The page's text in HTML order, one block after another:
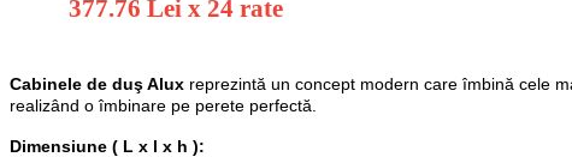
377.76 Lei x 24 rate
Cabinele de duş Alux reprezintă un concept modern care îmbină cele
realizând o îmbinare pe perete perfectă.
Dimensiune ( L x l x h ):